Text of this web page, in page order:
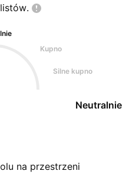
Kupno
Silne kupno
Neutralnie
na przestrzeni